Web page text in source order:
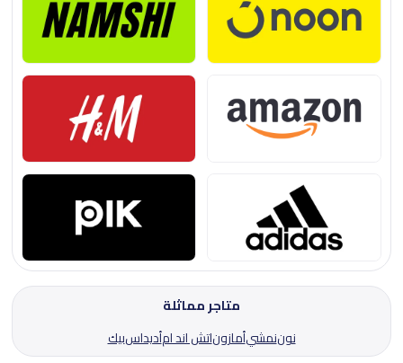
متاجر مماثلة
نوننمشيأمازوناتش اند امأديداسبيك